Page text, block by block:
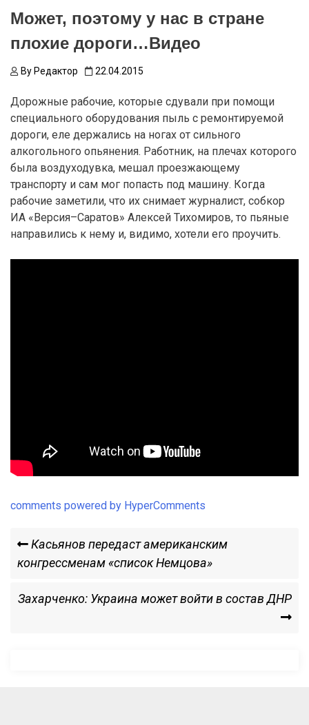
Может, поэтому у нас в стране
плохие дороги…Видео
By Редактор 22.04.2015
Дорожные рабочие, которые сдували при помощи
специального оборудования пыль с ремонтируемой
дороги, еле держались на ногах от сильного
алкогольного опьянения. Работник, на плечах которого
была воздуходувка, мешал проезжающему
транспорту и сам мог попасть под машину. Когда
рабочие заметили, что их снимает журналист, собкор
ИА «Версия–Саратов» Алексей Тихомиров, то пьяные
направились к нему и, видимо, хотели его проучить.
comments powered by HyperComments
Навигация
записям
Previous
Post
Касьянов передаст американским
конгрессменам «список Немцова»
Next
Захарченко: Украина может войти в состав ДНР